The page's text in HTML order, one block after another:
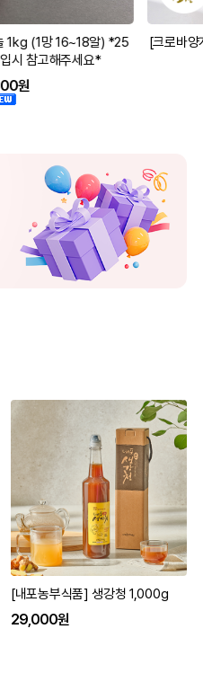
1kg (1망 16~18알) *25
시 참고해주세요*
원
[크로바
[내포농부식품] 생강청 1,000g
29,000원